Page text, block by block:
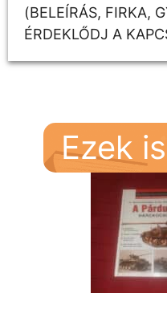
(BELEÍRÁS, FIRKA,
ÉRDEKLŐDJ A
Ezek